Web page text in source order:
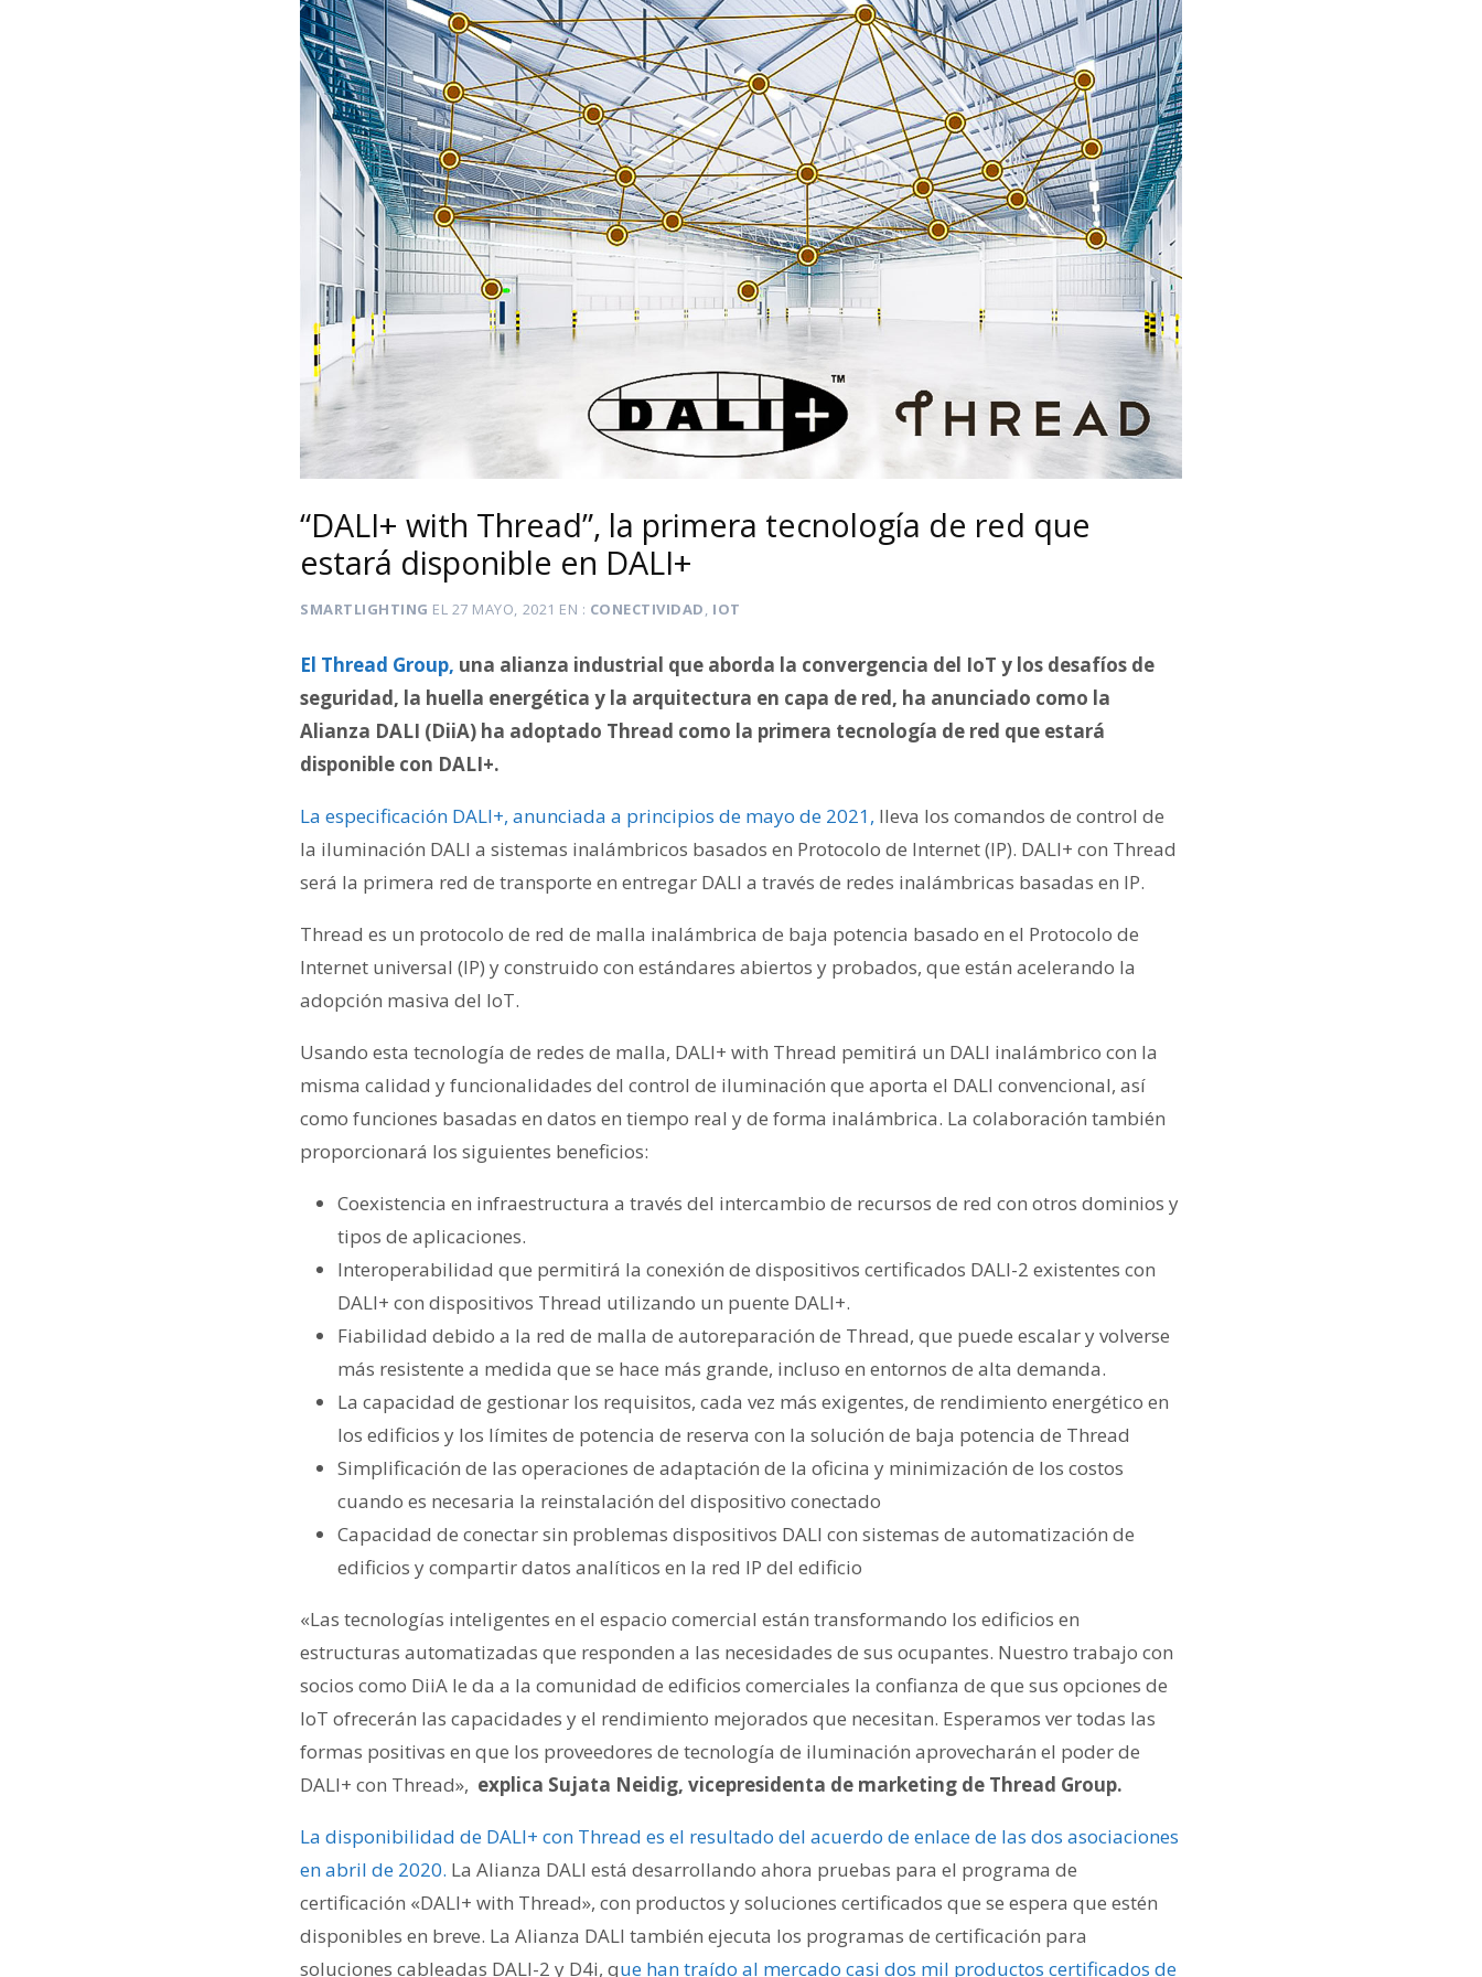
“DALI+ with Thread”, la primera tecnología de red que
estará disponible en DALI+
SMARTLIGHTING EL 27 MAYO, 2021 EN CONECTIVIDAD, IOT
El Thread Group, una alianza industrial que aborda la convergencia del IoT y los desafíos de
seguridad, la huella energética y la arquitectura en capa de red, ha anunciado como la
Alianza DALI (DiiA) ha adoptado Thread como la primera tecnología de red que estará
disponible con DALI+.
La especificación DALI+, anunciada a principios de mayo de 2021, lleva los comandos de control de
la iluminación DALI a sistemas inalámbricos basados en Protocolo de Internet (IP). DALI+ con Thread
será la primera red de transporte en entregar DALI a través de redes inalámbricas basadas en IP.
Thread es un protocolo de red de malla inalámbrica de baja potencia basado en el Protocolo de
Internet universal (IP) y construido con estándares abiertos y probados, que están acelerando la
adopción masiva del IoT.
Usando esta tecnología de redes de malla, DALI+ with Thread pemitirá un DALI inalámbrico con la
misma calidad y funcionalidades del control de iluminación que aporta el DALI convencional, así
como funciones basadas en datos en tiempo real y de forma inalámbrica. La colaboración también
proporcionará los siguientes beneficios:
Coexistencia en infraestructura a través del intercambio de recursos de red con otros dominios y
tipos de aplicaciones.
Interoperabilidad que permitirá la conexión de dispositivos certificados DALI-2 existentes con
DALI+ con dispositivos Thread utilizando un puente DALI+.
Fiabilidad debido a la red de malla de autoreparación de Thread, que puede escalar y volverse
más resistente a medida que se hace más grande, incluso en entornos de alta demanda.
La capacidad de gestionar los requisitos, cada vez más exigentes, de rendimiento energético en
los edificios y los límites de potencia de reserva con la solución de baja potencia de Thread
Simplificación de las operaciones de adaptación de la oficina y minimización de los costos
cuando es necesaria la reinstalación del dispositivo conectado
Capacidad de conectar sin problemas dispositivos DALI con sistemas de automatización de
edificios y compartir datos analíticos en la red IP del edificio
«Las tecnologías inteligentes en el espacio comercial están transformando los edificios en
estructuras automatizadas que responden a las necesidades de sus ocupantes. Nuestro trabajo con
socios como DiiA le da a la comunidad de edificios comerciales la confianza de que sus opciones de
IoT ofrecerán las capacidades y el rendimiento mejorados que necesitan. Esperamos ver todas las
formas positivas en que los proveedores de tecnología de iluminación aprovecharán el poder de
DALI+ con Thread», explica Sujata Neidig, vicepresidenta de marketing de Thread Group.
La disponibilidad de DALI+ con Thread es el resultado del acuerdo de enlace de las dos asociaciones
en abril de 2020. La Alianza DALI está desarrollando ahora pruebas para el programa de
certificación «DALI+ with Thread», con productos y soluciones certificados que se espera que estén
disponibles en breve. La Alianza DALI también ejecuta los programas de certificación para
soluciones cableadas DALI-2 y D4i, que han traído al mercado casi dos mil productos certificados de